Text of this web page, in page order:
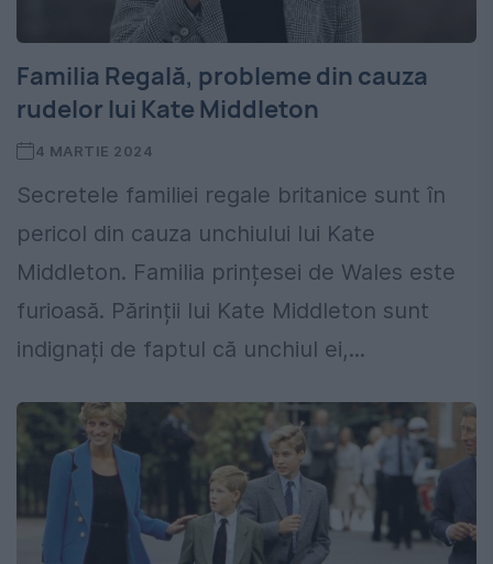
Familia Regală, probleme din cauza
rudelor lui Kate Middleton
4 MARTIE 2024
Secretele familiei regale britanice sunt în
pericol din cauza unchiului lui Kate
Middleton. Familia prințesei de Wales este
furioasă. Părinții lui Kate Middleton sunt
indignați de faptul că unchiul ei,...